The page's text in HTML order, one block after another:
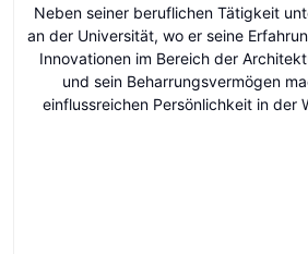
Neben seiner beruflichen Tätigkeit
an der Universität, wo er seine
Innovationen im Bereich der
und sein Beharrungsvermögen
einflussreichen Persönlichkeit in der